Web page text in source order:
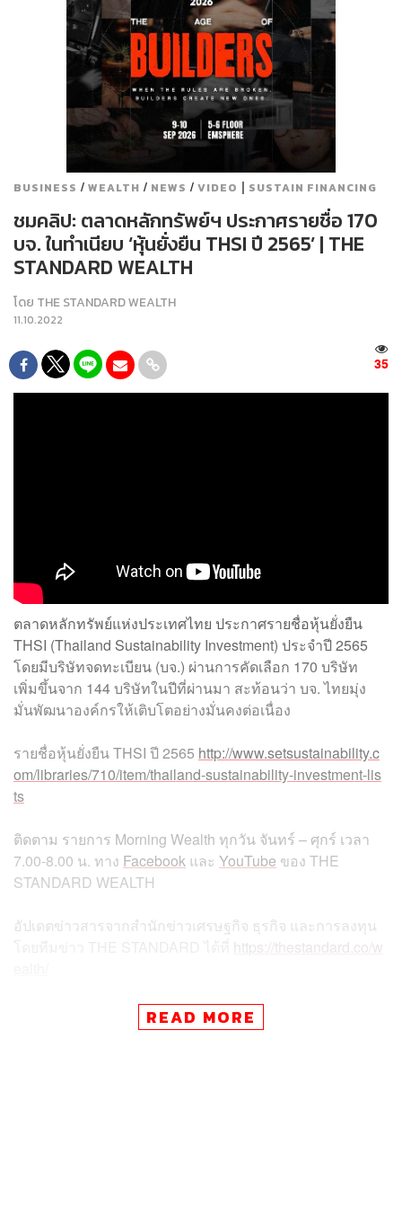
BUSINESS / WEALTH / NEWS / VIDEO | SUSTAIN FINANCING
ชมคลิป: ตลาดหลักทรัพย์ฯ ประกาศรายชื่อ 170
บจ. ในทำเนียบ ‘หุ้นยั่งยืน THSI ปี 2565’ | THE
STANDARD WEALTH
โดย THE STANDARD WEALTH
11.10.2022
35
ตลาดหลักทรัพย์แห่งประเทศไทย ประกาศรายชื่อหุ้นยั่งยืน
THSI (Thailand Sustainability Investment) ประจำปี 2565
โดยมีบริษัทจดทะเบียน (บจ.) ผ่านการคัดเลือก 170 บริษัท
เพิ่มขึ้นจาก 144 บริษัทในปีที่ผ่านมา สะท้อนว่า บจ. ไทยมุ่ง
มั่นพัฒนาองค์กรให้เติบโตอย่างมั่นคงต่อเนื่อง
รายชื่อหุ้นยั่งยืน THSI ปี 2565 http://www.setsustainability.c
om/libraries/710/item/thailand-sustainability-investment-lis
ts
ติดตาม รายการ Morning Wealth ทุกวัน จันทร์ – ศุกร์ เวลา
7.00-8.00 น. ทาง Facebook และ YouTube ของ THE
STANDARD WEALTH
อัปเดตข่าวสารจากสำนักข่าวเศรษฐกิจ ธุรกิจ และการลงทุน
https://thestandard.co/w
สามารถติดตาม THE STANDARD WEALTH
READ MORE